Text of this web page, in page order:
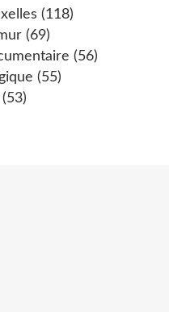
(118)
(69)
(56)
(55)
(53)